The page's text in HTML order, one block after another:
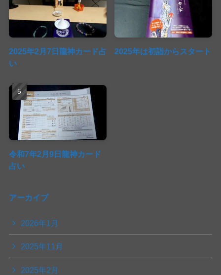
2025年2月7日龍神カード占
い
2025年は初詣からスタート
令和7年2月9日龍神カード
占い
アーカイブ
2026年1月
2025年11月
2025年2月